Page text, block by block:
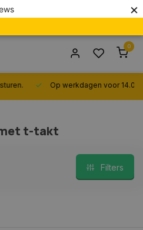
×
0
Op werkdagen voor 14.00 uur
t-takt
Filters